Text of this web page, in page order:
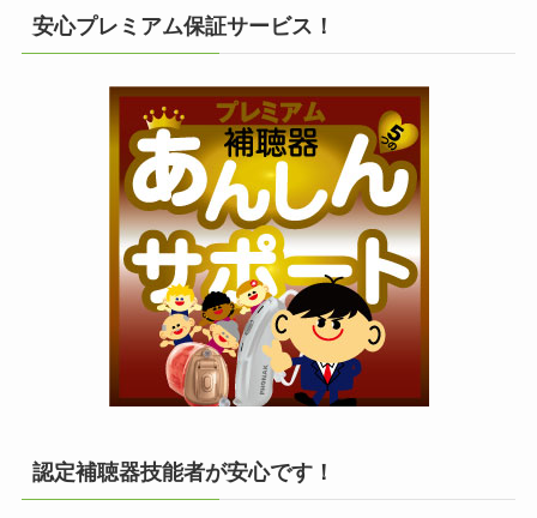
安心プレミアム保証サービス！
認定補聴器技能者が安心です！